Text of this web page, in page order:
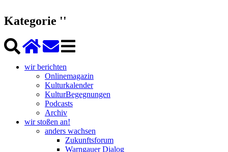
Kategorie ''
wir berichten
Onlinemagazin
Kulturkalender
KulturBegegnungen
Podcasts
Archiv
wir stoßen an!
anders wachsen
Zukunftsforum
Warngauer Dialog